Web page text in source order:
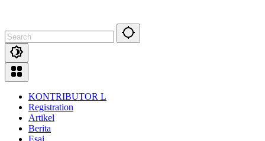
KONTRIBUTOR L
Registration
Artikel
Berita
Esai